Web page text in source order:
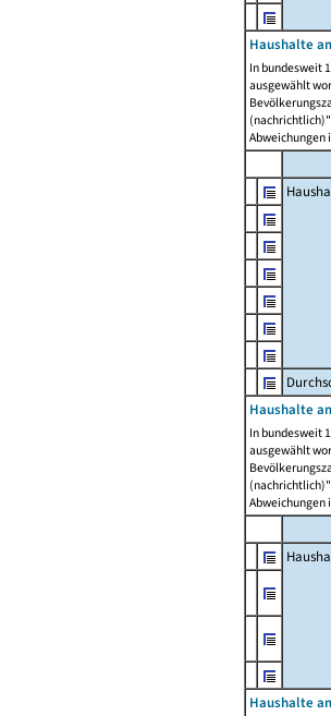
Haushalte
In bundesweit
ausgewählt
Abweichungen
Haushalte
In bundesweit
ausgewählt
Abweichungen
Haushalte